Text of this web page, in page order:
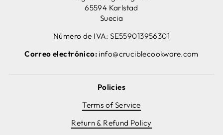
65594 Karlstad
Suecia
Número de IVA: SE559013956301
Correo electrónico: info@cruciblecookware.com
Policies
Terms of Service
Return & Refund Policy